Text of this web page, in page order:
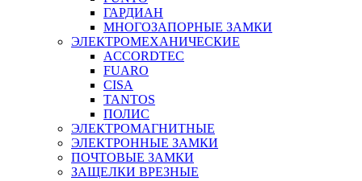
ГАРДИАН
МНОГОЗАПОРНЫЕ ЗАМКИ
ЭЛЕКТРОМЕХАНИЧЕСКИЕ
ACCORDTEC
FUARO
CISA
TANTOS
ПОЛИС
ЭЛЕКТРОМАГНИТНЫЕ
ЭЛЕКТРОННЫЕ ЗАМКИ
ПОЧТОВЫЕ ЗАМКИ
ЗАЩЕЛКИ ВРЕЗНЫЕ